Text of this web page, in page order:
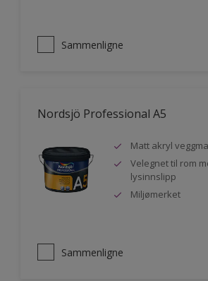
Sammenligne
Nordsjö Professional A5
Matt akryl
Velegnet til rom
lysinnslipp
Miljømerket
Sammenligne